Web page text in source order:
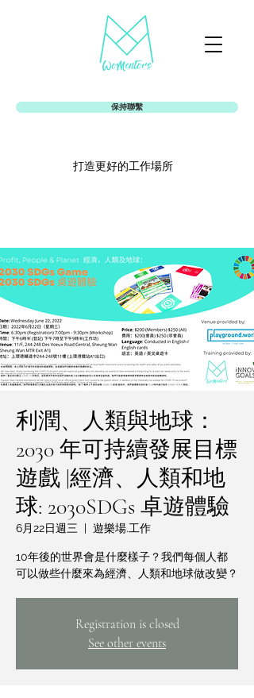
保持聯繫
打造更好的工作場所
Womentors女娘社
利潤、人類與地球：
2030 年可持續發展目標
遊戲 |經濟、人類和地
球: 2030SDGs 卓遊體驗
6月22日週三
  |
遊樂場.工作
10年後的世界會是什麼樣子？我們每個人都
可以做些什麼來為經濟、人類和地球做改變？
Registration is closed
See other events